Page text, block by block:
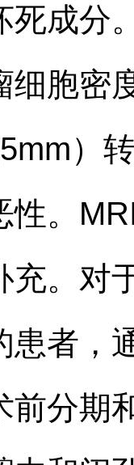
死成分
细胞密
）
性。
充。对
患者，
前分期